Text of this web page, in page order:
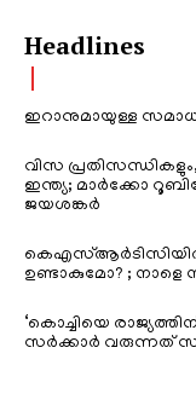
Headlines
ഇറാനുമായുള്ള
വിസ
ഇന്ത്യ; മാർക്കോ
ജയശങ്കർ
കെഎസ്ആർടിസിയിൽ
ഉണ്ടാകുമോ? ; നാളെ
‘കൊച്ചിയെ
സർക്കാർ വരുന്നത്